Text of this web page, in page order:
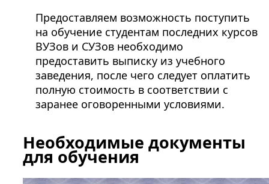
Предоставляем возможность поступить
на обучение студентам последних курсов
ВУЗов и СУЗов необходимо
предоставить выписку из учебного
заведения, после чего следует оплатить
полную стоимость в соответствии с
заранее оговоренными условиями.
Необходимые документы
для обучения